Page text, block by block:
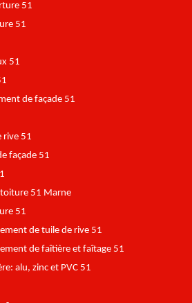
51
51
51
de façade 51
rive 51
façade 51
51 Marne
51
de tuile de rive 51
de faîtière et faîtage 51
alu, zinc et PVC 51